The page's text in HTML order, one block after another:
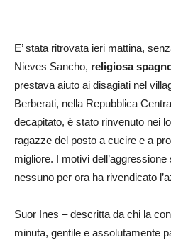
E’ stata ritrovata ieri mattina,
Nieves Sancho, religiosa
prestava aiuto ai disagiati nel
Berberati, nella Repubblica
decapitato, è stato rinvenuto nei
ragazze del posto a cucire e a
migliore. I motivi
nessuno per ora ha rivendicato
Suor Ines – descritta da chi la
minuta, gentile e assolutamente